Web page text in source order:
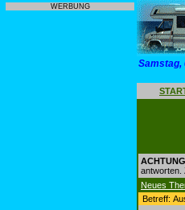
WERBUNG
Samstag,
antworten.
Neues
Betreff: